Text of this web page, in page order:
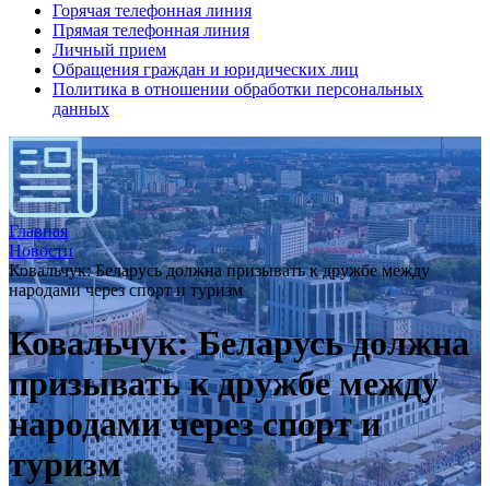
Горячая телефонная линия
Прямая телефонная линия
Личный прием
Обращения граждан и юридических лиц
Политика в отношении обработки персональных
данных
Главная
Новости
Ковальчук: Беларусь должна призывать к дружбе между
народами через спорт и туризм
Ковальчук: Беларусь должна
призывать к дружбе между
народами через спорт и
туризм